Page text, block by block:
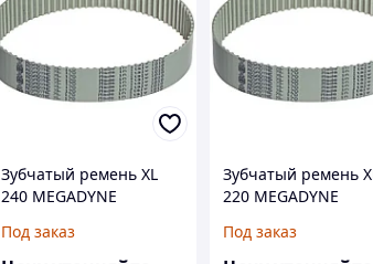
Зубчатый ремень XL
240 MEGADYNE
Под заказ
Зубчатый ремень
220 MEGADYNE
Под заказ